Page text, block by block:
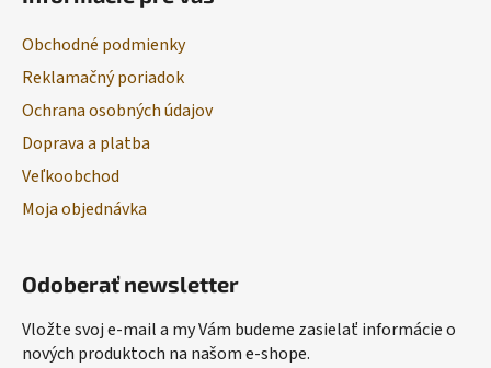
Obchodné podmienky
Reklamačný poriadok
Ochrana osobných údajov
Doprava a platba
Veľkoobchod
Moja objednávka
Odoberať newsletter
Vložte svoj e-mail a my Vám budeme zasielať informácie o
nových produktoch na našom e-shope.